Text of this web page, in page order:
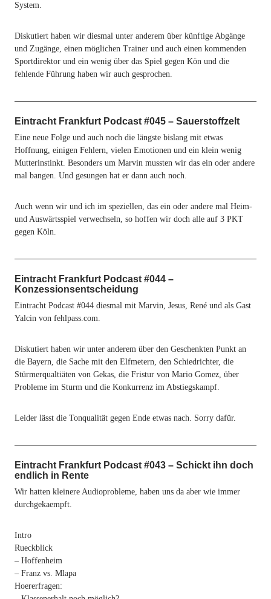
System.
Diskutiert haben wir diesmal unter anderem über künftige Abgänge
und Zugänge, einen möglichen Trainer und auch einen kommenden
Sportdirektor und ein wenig über das Spiel gegen Kön und die
fehlende Führung haben wir auch gesprochen.
Eintracht Frankfurt Podcast #045 – Sauerstoffzelt
Eine neue Folge und auch noch die längste bislang mit etwas
Hoffnung, einigen Fehlern, vielen Emotionen und ein klein wenig
Mutterinstinkt. Besonders um Marvin mussten wir das ein oder andere
mal bangen. Und gesungen hat er dann auch noch.
Auch wenn wir und ich im speziellen, das ein oder andere mal Heim-
und Auswärtsspiel verwechseln, so hoffen wir doch alle auf 3 PKT
gegen Köln.
Eintracht Frankfurt Podcast #044 –
Konzessionsentscheidung
Eintracht Podcast #044 diesmal mit Marvin, Jesus, René und als Gast
Yalcin von fehlpass.com.
Diskutiert haben wir unter anderem über den Geschenkten Punkt an
die Bayern, die Sache mit den Elfmetern, den Schiedrichter, die
Stürmerqualtiäten von Gekas, die Fristur von Mario Gomez, über
Probleme im Sturm und die Konkurrenz im Abstiegskampf.
Leider lässt die Tonqualität gegen Ende etwas nach. Sorry dafür.
Eintracht Frankfurt Podcast #043 – Schickt ihn doch
endlich in Rente
Wir hatten kleinere Audioprobleme, haben uns da aber wie immer
durchgekaempft.
Intro
Rueckblick
– Hoffenheim
– Franz vs. Mlapa
Hoererfragen: